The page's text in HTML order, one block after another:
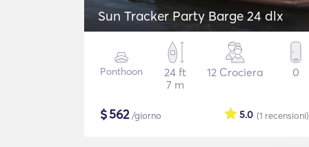
Sun Tracker Party Barge 24 dlx
Ponthoon
24 ft
7 m
12 Crociera 0
$562/giorno (1 recensioni)
5.0